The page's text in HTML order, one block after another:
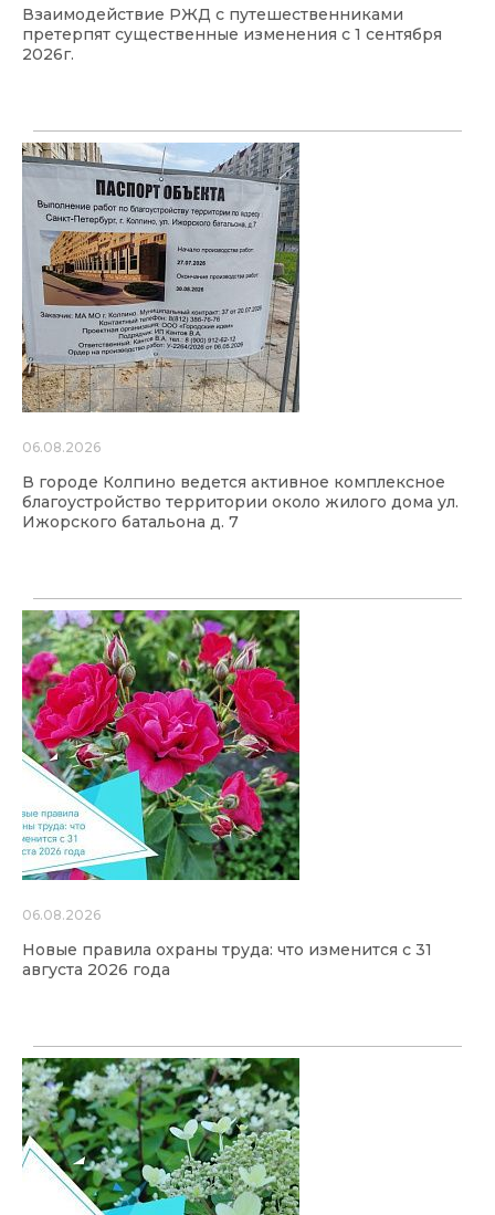
Взаимодействие РЖД с путешественниками
претерпят существенные изменения с 1 сентября
2026г.
06.08.2026
В городе Колпино ведется активное комплексное
благоустройство территории около жилого дома ул.
Ижорского батальона д. 7
06.08.2026
Новые правила охраны труда: что изменится с 31
августа 2026 года